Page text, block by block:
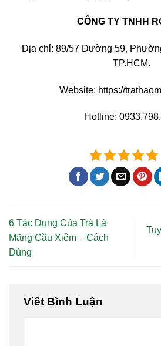
CÔNG TY TNHH
Địa chỉ: 89/57 Đường 59,
TP.HCM.
Website: https://
Hotline:
6 Tác Dụng Của Trà Lá
Mãng Cầu Xiêm – Cách
Dùng
Viết Bình Luận